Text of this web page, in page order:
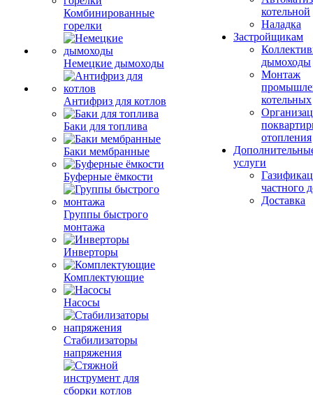
Комбинированные
горелки
Немецкие дымоходы
Антифриз для котлов
Баки для топлива
Баки мембранные
Буферные ёмкости
Группы быстрого
монтажа
Инверторы
Комплектующие
Насосы
Стабилизаторы
напряжения
котельной
Наладка
Застройщикам
дымоходы
Монтаж
котельных
отопления
услуги
частного
Доставка